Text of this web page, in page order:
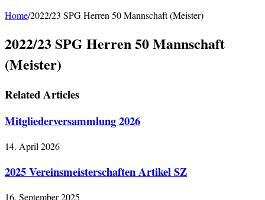
Home/2022/23 SPG Herren 50 Mannschaft (Meister)
2022/23 SPG Herren 50 Mannschaft
(Meister)
Related Articles
Mitgliederversammlung 2026
14. April 2026
2025 Vereinsmeisterschaften Artikel SZ
16. September 2025